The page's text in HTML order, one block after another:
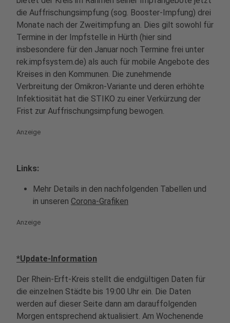
die Auffrischungsimpfung (sog. Booster-Impfung) drei
Monate nach der Zweitimpfung an. Dies gilt sowohl für
Termine in der Impfstelle in Hürth (hier sind
insbesondere für den Januar noch Termine frei unter
rek.impfsystem.de) als auch für mobile Angebote des
Kreises in den Kommunen. Die zunehmende
Verbreitung der Omikron-Variante und deren erhöhte
Infektiosität hat die STIKO zu einer Verkürzung der
Frist zur Auffrischungsimpfung bewogen.
Anzeige
Links:
Mehr Details in den nachfolgenden Tabellen und
in unseren Corona-Grafiken
Anzeige
*Update-Information
Der Rhein-Erft-Kreis stellt die endgültigen Daten für
die einzelnen Städte bis 19:00 Uhr ein. Die Daten
werden auf dieser Seite dann am darauffolgenden
Morgen entsprechend aktualisiert. Am Wochenende